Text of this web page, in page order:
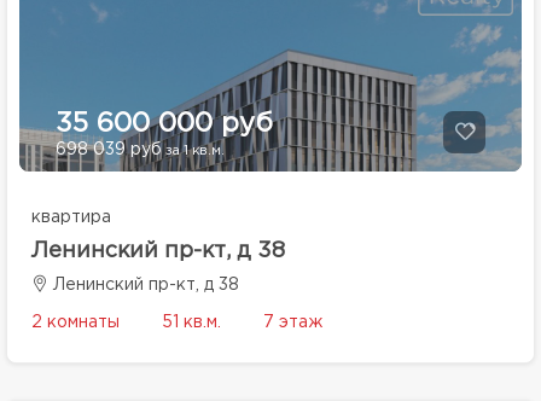
35 600 000 руб
698 039 рубза 1 кв.м.
квартира
Ленинский пр-кт, д 38
Ленинский пр-кт, д 38
2 комнаты 51 кв.м. 7 этаж